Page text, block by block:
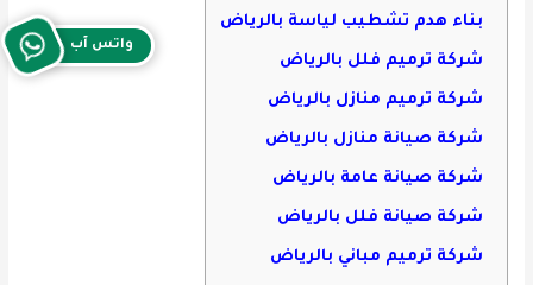
بناء هدم تشطيب لياسة بالرياض
شركة ترميم فلل بالرياض
شركة ترميم منازل بالرياض
شركة صيانة منازل بالرياض
شركة صيانة عامة بالرياض
شركة صيانة فلل بالرياض
شركة ترميم مباني بالرياض
واتس آب